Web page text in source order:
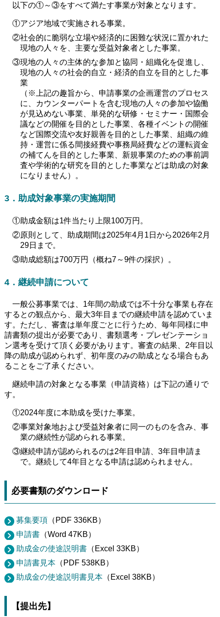
以下の①～③をすべて満たす事業が対象となります。
①アジア地域で実施される事業。
②社会的に脆弱な立場や経済的に困難な状況に置かれた
現地の人々を、主要な受益対象者とした事業。
③現地の人々の主体的な参加と協同・組織化を促進し、
現地の人々の社会的自立・経済的自立を目的とした事
業
（※上記の趣旨から、申請事業の企画運営のプロセス
に、カウンターパートを含む現地の人々の参加や協働
が見込めない事業、単発的な研修・セミナー・国際会
議などの開催を目的とした事業、各種イベントの開催
など国際交流や友好親善を目的とした事業、組織の維
持・運営に係る間接経費や事務局経費などの運転資金
の補てんを目的とした事業、新規事業のための事前調
査や学術的な研究を目的とした事業などは助成の対象
になりません）。
3．助成対象事業の実施期間
①助成金額は1件当たり上限100万円。
②原則として、助成期間は2025年4月1日から2026年2月
29日まで。
③助成総額は700万円（概ね7～9件の採択）。
4．継続申請について
一般公募事業では、1年間の助成では不十分な事業も存在
するとの観点から、最大3年目までの継続申請を認めていま
す。ただし、審査は単年度ごとに行うため、毎年同様に申
請書類の提出が必要であり、書類選考・プレゼンテーショ
ン選考を受けて頂く必要があります。審査の結果、2年目以
降の助成が認められず、初年度のみの助成となる場合もあ
ることをご了承ください。
継続申請の対象となる事業（申請資格）は下記の通りで
す。
①2024年度に本助成を受けた事業。
②事業対象地および受益対象者に同一のものを含み、事
業の継続性が認められる事業。
③継続申請が認められるのは2年目申請、3年目申請ま
で。継続して4年目となる申請は認められません。
必要書類のダウンロード
募集要項（PDF 336KB）
申請書（Word 47KB）
助成金の使途説明書（Excel 33KB）
申請書見本（PDF 538KB）
助成金の使途説明書見本（Excel 38KB）
【提出先】